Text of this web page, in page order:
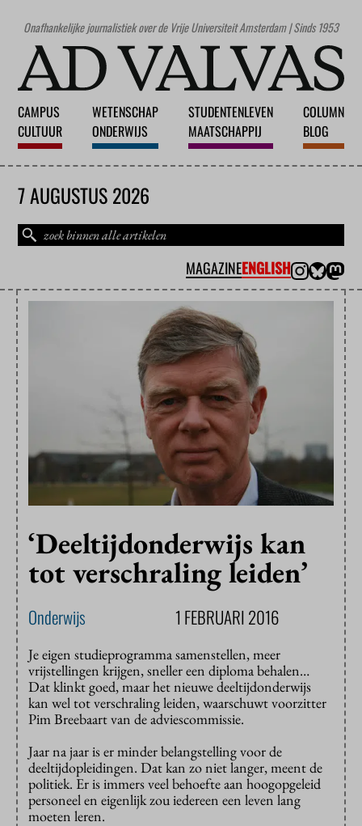
Onafhankelijke journalistiek over de Vrije Universiteit Amsterdam | Sinds 1953
CAMPUS
CULTUUR
WETENSCHAP
ONDERWIJS
STUDENTENLEVEN
MAATSCHAPPIJ
COLUMN
BLOG
7 AUGUSTUS 2026
MAGAZINEENGLISH
‘Deeltijdonderwijs kan
tot verschraling leiden’
Onderwijs 1 FEBRUARI 2016
Je eigen studieprogramma samenstellen, meer
vrijstellingen krijgen, sneller een diploma behalen…
Dat klinkt goed, maar het nieuwe deeltijdonderwijs
kan wel tot verschraling leiden, waarschuwt voorzitter
Pim Breebaart van de adviescommissie.
Jaar na jaar is er minder belangstelling voor de
deeltijdopleidingen. Dat kan zo niet langer, meent de
politiek. Er is immers veel behoefte aan hoogopgeleid
personeel en eigenlijk zou iedereen een leven lang
moeten leren.